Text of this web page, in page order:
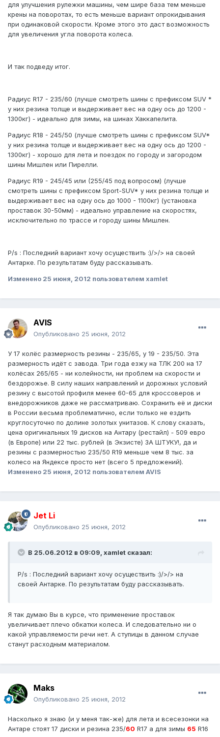
для улучшения рулежки машины, чем шире база тем меньше
крены на поворотах, то есть меньше вариант опрокидывания
при одинаковой скорости. Кроме этого это даст возможность
для увеличения угла поворота колеса.
И так подведу итог.
Радиус R17 - 235/60 (лучше смотреть шины с префиксом SUV *
у них резина толще и выдерживает вес на одну ось до 1200 -
1300кг) - идеально для зимы, на шинах Хаккапелита.
Радиус R18 - 245/50 (лучше смотреть шины с префиксом SUV*
у них резина толще и выдерживает вес на одну ось до 1200 -
1300кг) - хорошо для лета и поездок по городу и загородом
шины Мишлен или Пирелли.
Радиус R19 - 245/45 или (255/45 под вопросом) (лучше
смотреть шины с префиксом Sport-SUV* у них резина толще и
выдерживает вес на одну ось до 1000 - 1100кг) (установка
проставок 30-50мм) - идеально управление на скоростях,
исключительно по трассе и городу шины Мишлен.
P/s : Последний вариант хочу осуществить :)/>/> на своей
Антарке. По результатам буду рассказывать.
Изменено 25 июня, 2012 пользователем xamlet
AVIS
Опубликовано 25 июня, 2012
У 17 колёс размерность резины - 235/65, у 19 - 235/50. Эта
размерность идёт с завода. Три года езжу на ТЛК 200 на 17
колёсах 265/65 - ни колейности, ни проблем на скорости и
бездорожье. В силу наших направлений и дорожных условий
резину с высотой профиля менее 60-65 для кроссоверов и
внедорожников даже не рассматриваю. Сохранить её и диски
в России весьма проблематично, если только не ездить
круглосуточно по долине золотых унитазов. К слову сказать,
цена оригинальных 19 дисков на Антару (рестайл) - 509 евро
(в Европе) или 22 тыс. рублей (в Экзисте) ЗА ШТУКУ!, да и
резины с размерностью 235/50 R19 меньше чем 8 тыс. за
колесо на Яндексе просто нет (всего 5 предложений).
Изменено 25 июня, 2012 пользователем AVIS
Jet Li
Опубликовано 25 июня, 2012
В 25.06.2012 в 09:09, xamlet сказал:
P/s : Последний вариант хочу осуществить :)/>/> на
своей Антарке. По результатам буду рассказывать.
Я так думаю Вы в курсе, что применение проставок
увеличивает плечо обкатки колеса. И следовательно ни о
какой управляемости речи нет. А ступицы в данном случае
станут расходным материалом.
Maks
Опубликовано 25 июня, 2012
Насколько я знаю (и у меня так-же) для лета и всесезонки на
Антаре стоят 17 диски и резина 235/60 R17 а для зимы 65 R16